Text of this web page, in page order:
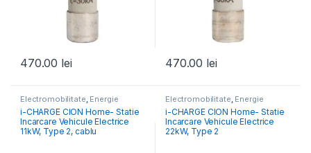
470.00 lei 470.00 lei
Electromobilitate, Energie
Alternativa ,Stații Încărcare
Vehicule Electrice
i-CHARGE CION Home- Statie
Incarcare Vehicule Electrice
11kW, Type 2, cablu
Electromobilitate, Energie
Alternativa ,Stații Încărcare
Vehicule Electrice
i-CHARGE CION Home- Statie
Incarcare Vehicule Electrice
22kW, Type 2